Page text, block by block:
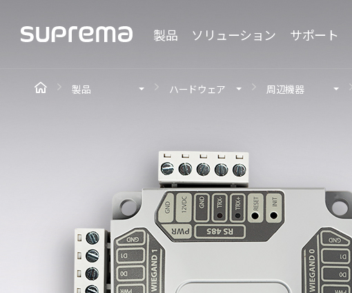
製品 ソリューション サポート
製品 ハードウェア 周辺機器